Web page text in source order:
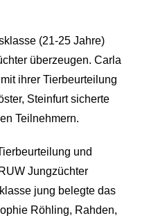
(21-25 Jahre)
überzeugen. Carla
ihrer Tierbeurteilung
Steinfurt sicherte
Teilnehmern.
und
Jungzüchter
jung belegte das
Röhling, Rahden,